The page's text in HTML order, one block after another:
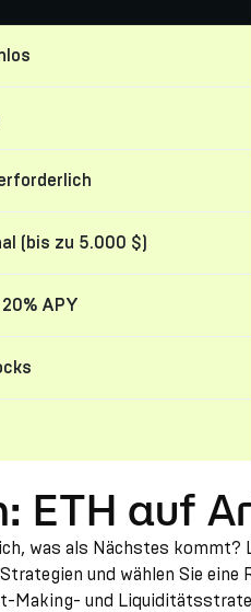
(bis zu 5.000 $)
APY
ETH auf
was als Nächstes
und wählen Sie eine
Making- und